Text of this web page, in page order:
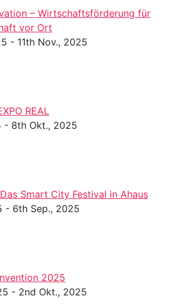
– Wirtschaftsförderung für
vor Ort
- 11th Nov., 2025
REAL
- 8th Okt., 2025
Smart City Festival in Ahaus
- 6th Sep., 2025
2025
- 2nd Okt., 2025